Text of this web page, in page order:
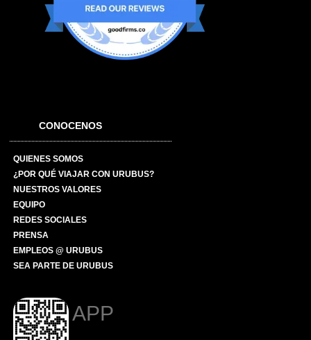
CONOCENOS
QUIENES SOMOS
¿POR QUÉ VIAJAR CON URUBUS?
NUESTROS VALORES
EQUIPO
REDES SOCIALES
PRENSA
EMPLEOS @ URUBUS
SEA PARTE DE URUBUS
APP